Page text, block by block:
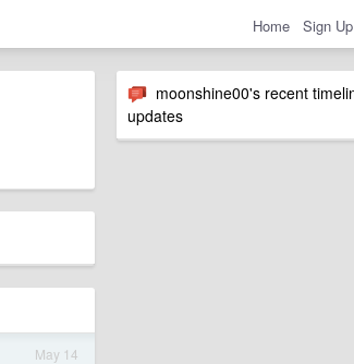
Home Sign Up
moonshine00's recent
updates
May 14